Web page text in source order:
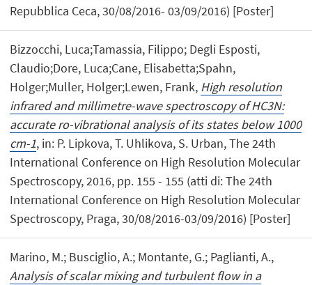
Repubblica Ceca, 30/08/2016- 03/09/2016) [Poster]
Bizzocchi, Luca;Tamassia, Filippo; Degli Esposti,
Claudio;Dore, Luca;Cane, Elisabetta;Spahn,
Holger;Muller, Holger;Lewen, Frank, High resolution
infrared and millimetre-wave spectroscopy of HC3N:
accurate ro-vibrational analysis of its states below 1000
cm-1, in: P. Lipkova, T. Uhlikova, S. Urban, The 24th
International Conference on High Resolution Molecular
Spectroscopy, 2016, pp. 155 - 155 (atti di: The 24th
International Conference on High Resolution Molecular
Spectroscopy, Praga, 30/08/2016-03/09/2016) [Poster]
Marino, M.; Busciglio, A.; Montante, G.; Paglianti, A.,
Analysis of scalar mixing and turbulent flow in a